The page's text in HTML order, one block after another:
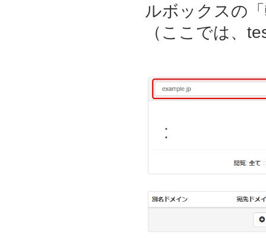
ルボックスの
（ここでは、